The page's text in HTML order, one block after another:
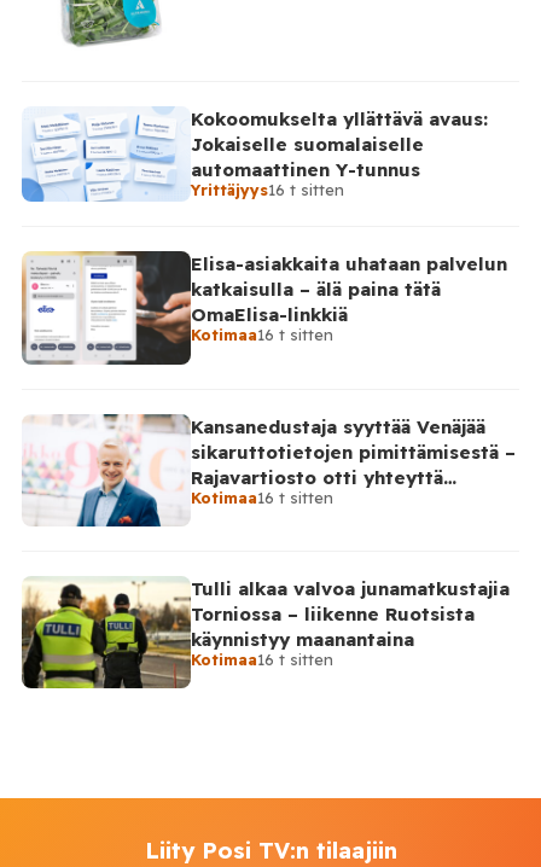
Kokoomukselta yllättävä avaus:
Jokaiselle suomalaiselle
automaattinen Y-tunnus
Yrittäjyys16 t sitten
Elisa-asiakkaita uhataan palvelun
katkaisulla – älä paina tätä
OmaElisa-linkkiä
Kotimaa16 t sitten
Kansanedustaja syyttää Venäjää
sikaruttotietojen pimittämisestä –
Rajavartiosto otti yhteyttä
Venäjälle
Kotimaa16 t sitten
Tulli alkaa valvoa junamatkustajia
Torniossa – liikenne Ruotsista
käynnistyy maanantaina
Kotimaa16 t sitten
Liity Posi TV:n tilaajiin